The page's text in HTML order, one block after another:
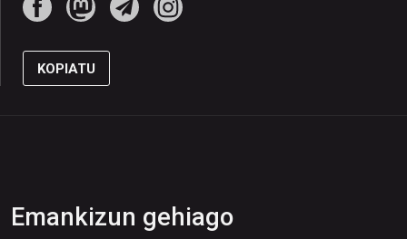
KOPIATU
Emankizun gehiago